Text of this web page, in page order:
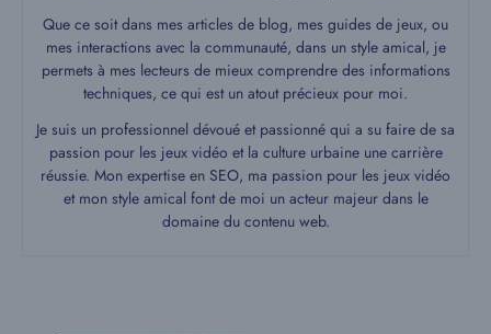
Que ce soit dans mes articles de blog, mes guides de jeux, ou
mes interactions avec la communauté, dans un style amical, je
permets à mes lecteurs de mieux comprendre des informations
techniques, ce qui est un atout précieux pour moi.
Je suis un professionnel dévoué et passionné qui a su faire de sa
passion pour les jeux vidéo et la culture urbaine une carrière
réussie. Mon expertise en SEO, ma passion pour les jeux vidéo
et mon style amical font de moi un acteur majeur dans le
domaine du contenu web.